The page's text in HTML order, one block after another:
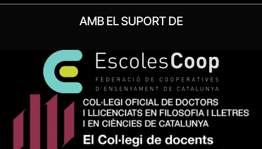
AMB EL SUPORT DE